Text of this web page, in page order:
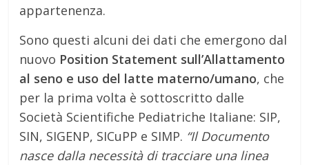
appartenenza.
Sono questi alcuni dei dati che emergono dal
nuovo Position Statement sull’Allattamento
al seno e uso del latte materno/umano, che
per la prima volta è sottoscritto dalle
Società Scientifiche Pediatriche Italiane: SIP,
SIN, SIGENP, SICuPP e SIMP. “Il Documento
nasce dalla necessità di tracciare una linea